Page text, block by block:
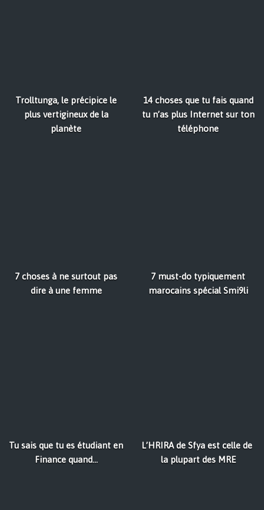
Trolltunga, le précipice le
plus vertigineux de la
planète
14 choses que tu fais quand
tu n’as plus Internet sur ton
téléphone
7 choses à ne surtout pas
dire à une femme
7 must-do typiquement
marocains spécial Smi9li
Tu sais que tu es étudiant en
Finance quand...
L’HRIRA de Sfya est celle de
la plupart des MRE